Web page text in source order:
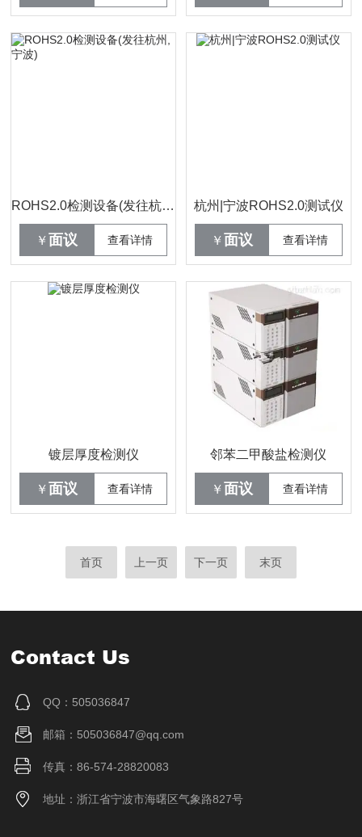
ROHS2.0检测设备(发往杭州,宁波)
￥ 面议 查看详情
杭州|宁波ROHS2.0测试仪
￥ 面议 查看详情
镀层厚度检测仪
￥ 面议 查看详情
邻苯二甲酸盐检测仪
￥ 面议 查看详情
首页 上一页 下一页 末页
Contact Us
QQ：505036847
邮箱：505036847@qq.com
传真：86-574-28820083
地址：浙江省宁波市海曙区气象路827号